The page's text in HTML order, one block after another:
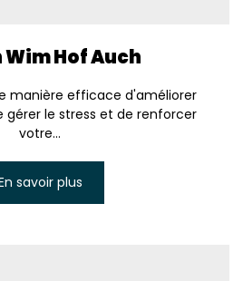
Wim Hof Auch
manière efficace d'améliorer
le stress et de renforcer
votre...
savoir plus